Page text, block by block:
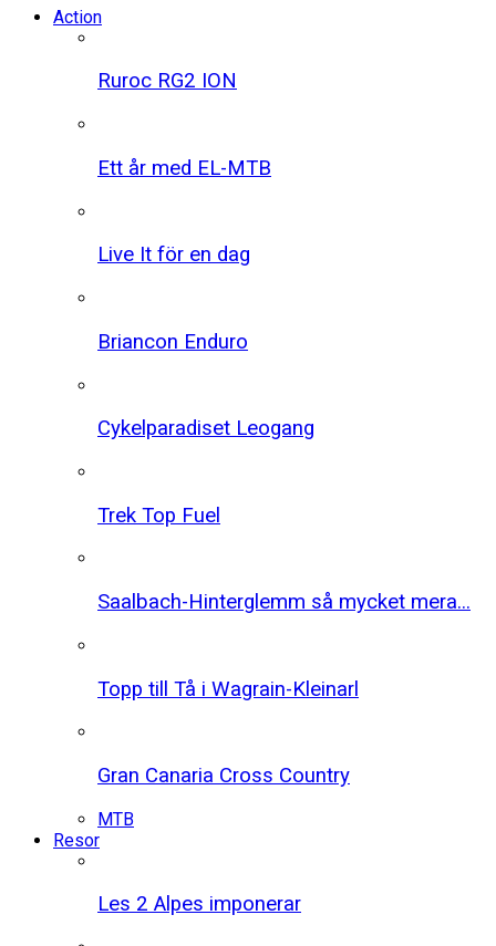
Action
Ruroc RG2 ION
Ett år med EL-MTB
Live It för en dag
Briancon Enduro
Cykelparadiset Leogang
Trek Top Fuel
Saalbach-Hinterglemm så mycket mera...
Topp till Tå i Wagrain-Kleinarl
Gran Canaria Cross Country
MTB
Resor
Les 2 Alpes imponerar